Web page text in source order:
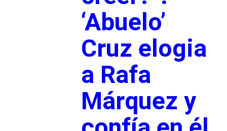
‘Abuelo’
Cruz elogia
a Rafa
Márquez y